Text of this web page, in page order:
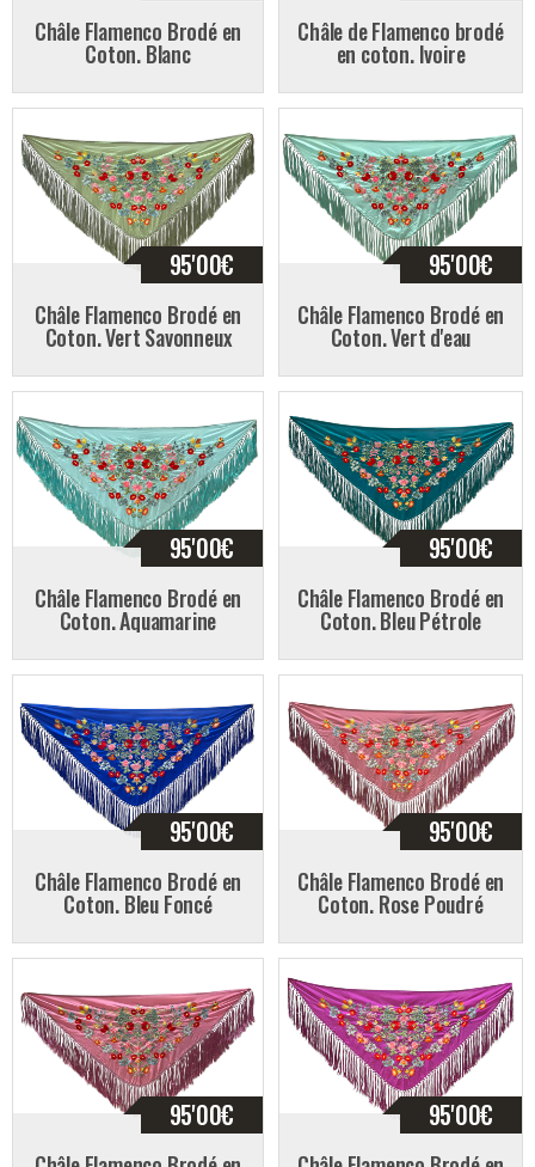
Châle Flamenco Brodé en
Coton. Blanc
Châle de Flamenco brodé
en coton. Ivoire
95'00€
Châle Flamenco Brodé en
Coton. Vert Savonneux
95'00€
Châle Flamenco Brodé en
Coton. Vert d'eau
95'00€
Châle Flamenco Brodé en
Coton. Aquamarine
95'00€
Châle Flamenco Brodé en
Coton. Bleu Pétrole
95'00€
Châle Flamenco Brodé en
Coton. Bleu Foncé
95'00€
Châle Flamenco Brodé en
Coton. Rose Poudré
95'00€ 95'00€